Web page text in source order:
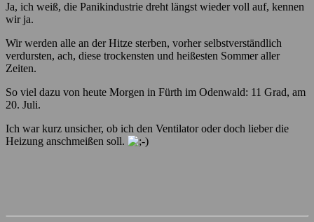
Ja, ich weiß, die Panikindustrie dreht längst wieder voll auf, kennen
wir ja.
Wir werden alle an der Hitze sterben, vorher selbstverständlich
verdursten, ach, diese trockensten und heißesten Sommer aller
Zeiten.
So viel dazu von heute Morgen in Fürth im Odenwald: 11 Grad, am
20. Juli.
Ich war kurz unsicher, ob ich den Ventilator oder doch lieber die
Heizung anschmeißen soll.